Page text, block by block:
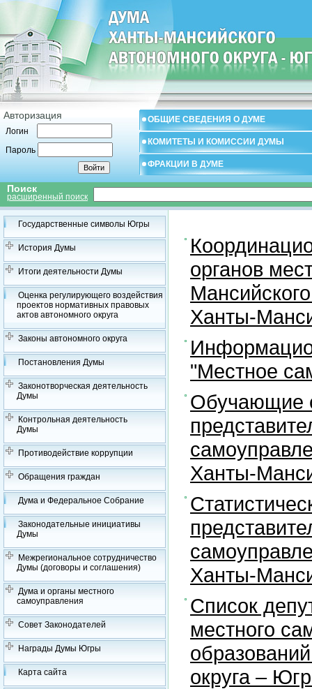
Авторизация
Логин
Пароль
ОБЩИЕ СВЕДЕНИЯ О ДУМЕ
КОМИТЕТЫ И КОМИССИИ ДУМЫ
ФРАКЦИИ В ДУМЕ
Поиск
расширенный поиск
Государственные символы Югры
История Думы
Итоги деятельности Думы
Оценка регулирующего воздействия
проектов нормативных правовых
актов автономного округа
Законы автономного округа
Постановления Думы
Законотворческая деятельность
Думы
Контрольная деятельность
Думы
Противодействие коррупции
Обращения граждан
Дума и Федеральное Собрание
Законодательные инициативы
Думы
Межрегиональное сотрудничество
Думы (договоры и соглашения)
Дума и органы местного
самоуправления
Совет Законодателей
Награды Думы Югры
Карта сайта
органов
Ханты-
"Местное
Обучающие
Ханты-
Ханты-
Список
местного
округа –